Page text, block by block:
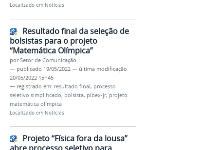
Localizado em Notícias
Resultado final da seleção de
bolsistas para o projeto
“Matemática Olímpica”
porSetor de Comunicação
— publicado 19/05/2022 — última modificação
20/05/2022 15h45
— registrado em: resultado final, processo
seletivo simplificado, bolsista, pibex-jr, projeto
matemática olímpica
Localizado em Notícias
Projeto “Física fora da lousa”